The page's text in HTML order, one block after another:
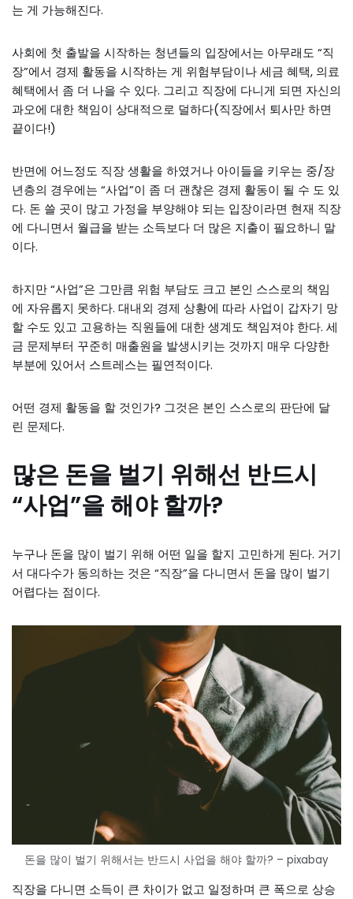
는 게 가능해진다.
사회에 첫 출발을 시작하는 청년들의 입장에서는 아무래도 “직
장”에서 경제 활동을 시작하는 게 위험부담이나 세금 혜택, 의료
혜택에서 좀 더 나을 수 있다. 그리고 직장에 다니게 되면 자신의
과오에 대한 책임이 상대적으로 덜하다(직장에서 퇴사만 하면
끝이다!)
반면에 어느정도 직장 생활을 하였거나 아이들을 키우는 중/장
년층의 경우에는 “사업”이 좀 더 괜찮은 경제 활동이 될 수 도 있
다. 돈 쓸 곳이 많고 가정을 부양해야 되는 입장이라면 현재 직장
에 다니면서 월급을 받는 소득보다 더 많은 지출이 필요하니 말
이다.
하지만 “사업”은 그만큼 위험 부담도 크고 본인 스스로의 책임
에 자유롭지 못하다. 대내외 경제 상황에 따라 사업이 갑자기 망
할 수도 있고 고용하는 직원들에 대한 생계도 책임져야 한다. 세
금 문제부터 꾸준히 매출원을 발생시키는 것까지 매우 다양한
부분에 있어서 스트레스는 필연적이다.
어떤 경제 활동을 할 것인가? 그것은 본인 스스로의 판단에 달
린 문제다.
많은 돈을 벌기 위해선 반드시
“사업”을 해야 할까?
누구나 돈을 많이 벌기 위해 어떤 일을 할지 고민하게 된다. 거기
서 대다수가 동의하는 것은 “직장”을 다니면서 돈을 많이 벌기
어렵다는 점이다.
돈을 많이 벌기 위해서는 반드시 사업을 해야 할까? – pixabay
직장을 다니면 소득이 큰 차이가 없고 일정하며 큰 폭으로 상승